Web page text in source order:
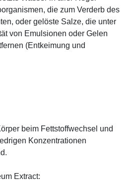
die zum Verderb des
oder gelöste Salze, die unter
von Emulsionen oder Gelen
(Entkeimung und
beim Fettstoffwechsel und
Konzentrationen
Extract: